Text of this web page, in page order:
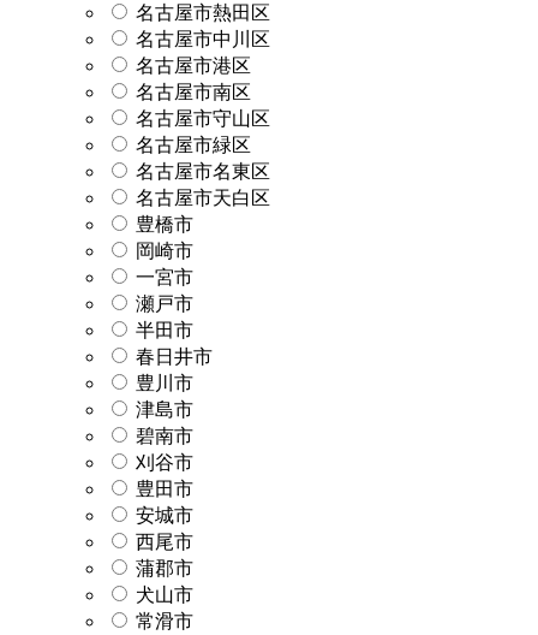
名古屋市熱田区
名古屋市中川区
名古屋市港区
名古屋市南区
名古屋市守山区
名古屋市緑区
名古屋市名東区
名古屋市天白区
豊橋市
岡崎市
一宮市
瀬戸市
半田市
春日井市
豊川市
津島市
碧南市
刈谷市
豊田市
安城市
西尾市
蒲郡市
犬山市
常滑市